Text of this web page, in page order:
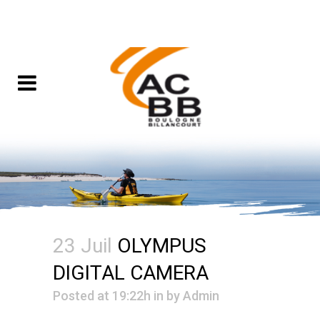
23 Juil OLYMPUS
DIGITAL CAMERA
Posted at 19:22h in byAdmin